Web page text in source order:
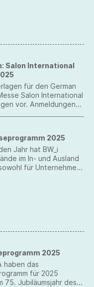
Salon International
für den German
Salon International
vor. Anmeldungen
2025
Jahr hat BW_i
im In- und Ausland
für Unternehmen
2025
haben das
für 2025
75. Jubiläumsjahr des